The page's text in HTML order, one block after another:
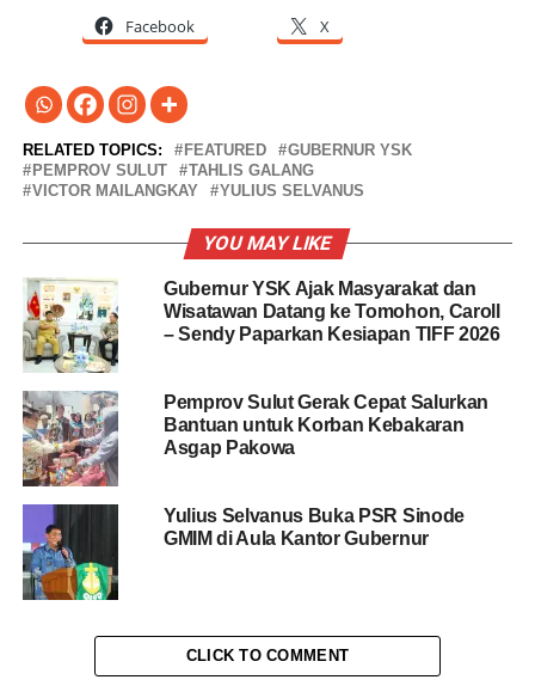
Facebook X
RELATED TOPICS: FEATURED
GUBERNUR YSK
PEMPROV SULUT
TAHLIS GALANG
VICTOR MAILANGKAY
YULIUS SELVANUS
YOU MAY LIKE
Gubernur YSK Ajak Masyarakat dan
Wisatawan Datang ke Tomohon, Caroll
– Sendy Paparkan Kesiapan TIFF 2026
Pemprov Sulut Gerak Cepat Salurkan
Bantuan untuk Korban Kebakaran
Asgap Pakowa
Yulius Selvanus Buka PSR Sinode
GMIM di Aula Kantor Gubernur
CLICK TO COMMENT